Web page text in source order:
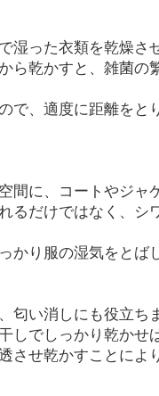
湿った衣類を乾燥さ
ら乾かすと、雑菌の
で、適度に距離をと
間に、コートやジャ
るだけではなく、シ
り服の湿気をとば
匂い消しにも役立ち
でしっかり乾かせ
させ乾かすことによ